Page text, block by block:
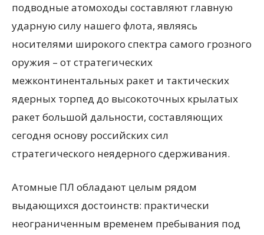
подводные атомоходы составляют главную
ударную силу нашего флота, являясь
носителями широкого спектра самого грозного
оружия – от стратегических
межконтинентальных ракет и тактических
ядерных торпед до высокоточных крылатых
ракет большой дальности, составляющих
сегодня основу российских сил
стратегического неядерного сдерживания.
Атомные ПЛ обладают целым рядом
выдающихся достоинств: практически
неограниченным временем пребывания под